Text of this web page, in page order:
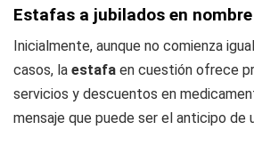
Estafas a jubilados en nombre
Inicialmente, aunque no comienza
casos, la estafa en cuestión ofrece
servicios y descuentos en
mensaje que puede ser el anticipo de